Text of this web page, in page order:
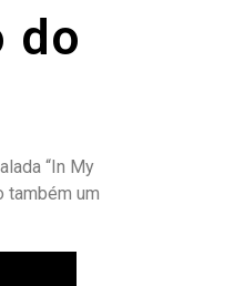
do
“In My
também um